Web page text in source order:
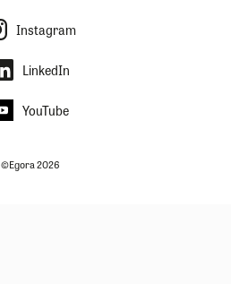
Instagram
LinkedIn
YouTube
©Egora 2026